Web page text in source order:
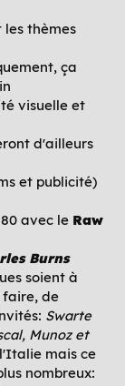
les thèmes
ça
visuelle et
d'ailleurs
et publicité)
avec le Raw
Burns
soient à
faire, de
Swarte
Munoz et
mais ce
nombreux: